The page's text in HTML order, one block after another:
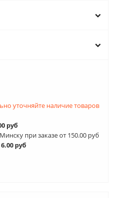
уточняйте наличие товаров
руб
при заказе от 150.00 руб
6.00 руб